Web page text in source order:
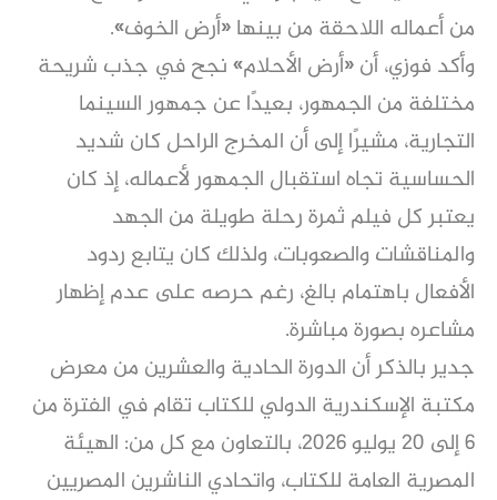
من أعماله اللاحقة من بينها «أرض الخوف».
وأكد فوزي، أن «أرض الأحلام» نجح في جذب شريحة
مختلفة من الجمهور، بعيدًا عن جمهور السينما
التجارية، مشيرًا إلى أن المخرج الراحل كان شديد
الحساسية تجاه استقبال الجمهور لأعماله، إذ كان
يعتبر كل فيلم ثمرة رحلة طويلة من الجهد
والمناقشات والصعوبات، ولذلك كان يتابع ردود
الأفعال باهتمام بالغ، رغم حرصه على عدم إظهار
مشاعره بصورة مباشرة.
جدير بالذكر أن الدورة الحادية والعشرين من معرض
مكتبة الإسكندرية الدولي للكتاب تقام في الفترة من
6 إلى 20 يوليو 2026، بالتعاون مع كل من: الهيئة
المصرية العامة للكتاب، واتحادي الناشرين المصريين